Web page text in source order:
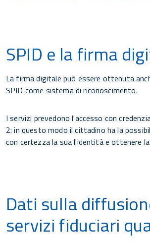
SPID e la firma
La firma digitale può essere ottenuta
SPID come sistema di riconoscimento.
I servizi prevedono l'accesso con
2: in questo modo il cittadino ha la
con certezza la sua l'identità e ottenere
Dati sulla
servizi fiduciari